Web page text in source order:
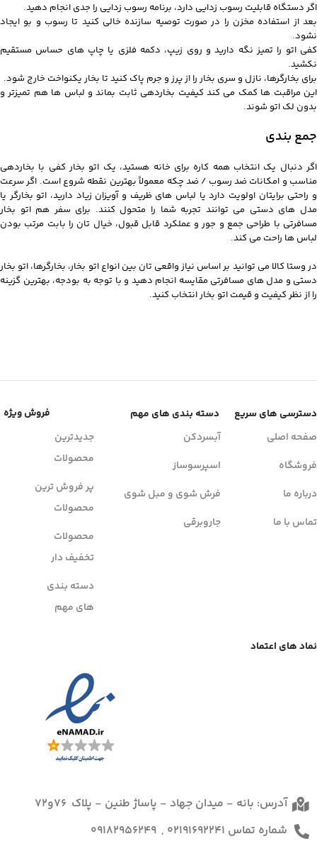
اگر دستگاه قابلیت رسوب زدایی دارد، برنامه رسوب زدایی را جدی انجام دهید.
بعد از استفاده مخزن را در صورت توصیه سازنده خالی کنید تا رسوب و بو ایجاد
نشود.
کفی اتو را تمیز نگه دارید و روی زیپ، دکمه فلزی یا چاپ های حساس مستقیم
نکشید.
برای بخارگرها، نازل و سری بخار را از پرز و جرم پاک کنید تا بخار یکنواخت خارج شود.
این مراقبت ها کمک می کند کیفیت بخاردهی ثابت بماند و لباس ها هم تمیزتر و
بدون لک اتو شوند.
جمع بندی
اگر دنبال یک انتخاب همه کاره برای خانه هستید، یک اتو بخار کفی با بخاردهی
مناسب و امکانات ضد رسوب / ضد چکه معمولاً بهترین نقطه شروع است. اگر سرعت
و راحتی برایتان اولویت دارد یا لباس های ظریف و آویزان زیاد دارید، اتو بخارگر یا
مدل های دستی می توانند تجربه شما را متحول کنند. برای سفر هم اتو بخار
مسافرتی با طراحی جمع و جور و عملکرد قابل قبول، خیال تان را بابت مرتب بودن
لباس ها راحت می کند.
در وستا کالا می توانید بر اساس نیاز واقعی تان بین انواع اتو بخار، بخارگرها، اتو بخار
دستی و مدل های مسافرتی مقایسه انجام دهید و با توجه به بودجه، بهترین گزینه
را از نظر کیفیت و قیمت اتو بخار انتخاب کنید.
دسترسی های سریع دسته بندی های مهم
فروش ویژه
صفحه اصلی
فروشگاه
درباره ما
تماس با ما
آبسردکن
اسپرسوساز
فرش شوی و مبل شوی
جاروبرقی
جدیدترین
محصولات
پر فروش ترین
محصولات
محصولات
تخفیف دار
دسته بندی
های مهم
نماد های اعتماد
آدرس: بانه - میدان جهاد - پاساژ طنین - پلاک 76و72
شماره تماس 02191692241 , 09182956249